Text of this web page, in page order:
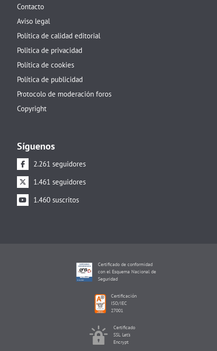
Contacto
Aviso legal
Política de calidad editorial
Politica de privacidad
Política de cookies
Política de publicidad
Protocolo de moderación foros
Copyright
Síguenos
2.261 seguidores
1.461 seguidores
1.460 suscritos
Certificado de conformidad
con el Esquema Nacional de
Seguridad
Certificación
ISO/IEC
27001
Certificado
SSL Let's
Encrypt